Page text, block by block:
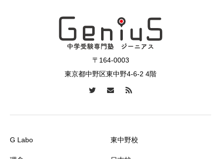
〒164-0003
東京都中野区東中野4-6-2 4階
G Labo 東中野校